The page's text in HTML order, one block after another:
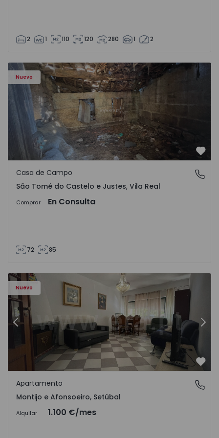
2 1 110 120 280 1 2
Nuevo
Casa Vila Real, São Tomé do Castelo e Justes - 1575189 - 1
São Tomé do Castelo e Justes, Vila Real
Casa de Campo
São Tomé do Castelo e Justes, Vila Real
Comprar En Consulta
72 85
Nuevo
- 1
Apartamento T2 Montijo, Montijo e Afonsoeiro -
Anterior
Montijo e Afonsoeiro, Setúbal
Apartamento
Montijo e Afonsoeiro, Setúbal
Alquilar 1.100 €/mes